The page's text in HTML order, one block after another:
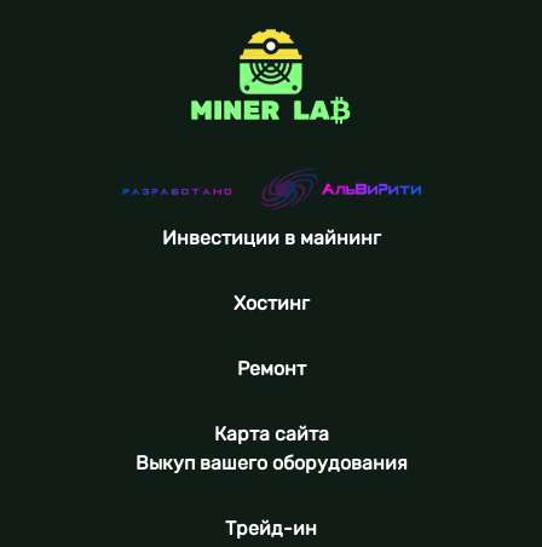
Инвестиции в майнинг
Хостинг
Ремонт
Карта сайта
Выкуп вашего оборудования
Трейд-ин